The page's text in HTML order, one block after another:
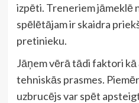
izpēti. Treneriem jāmeklē
spēlētājam ir skaidra
pretinieku.
Jāņem vērā tādi faktori kā
tehniskās prasmes.
uzbrucējs var spēt